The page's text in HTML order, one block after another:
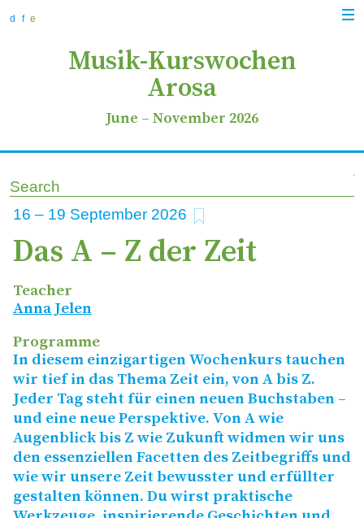
d f e
Musik-Kurswochen
Arosa
June – November 2026
Search
16 – 19 2026
Das A – Z der Zeit
Teacher
Anna Jelen
Programme
In diesem einzigartigen Wochenkurs tauchen
wir tief in das Thema Zeit ein, von A bis Z.
Jeder Tag steht für einen neuen Buchstaben –
und eine neue Perspektive. Von A wie
Augenblick bis Z wie Zukunft widmen wir uns
den essenziellen Facetten des Zeitbegriffs und
wie wir unsere Zeit bewusster und erfüllter
gestalten können. Du wirst praktische